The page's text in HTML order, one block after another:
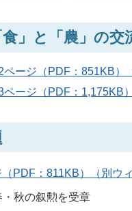
食」と「農」の
ページ（PDF：851KB）
ページ（PDF：1,175KB
PDF：811KB）（別ウ
秋の叙勲を受章